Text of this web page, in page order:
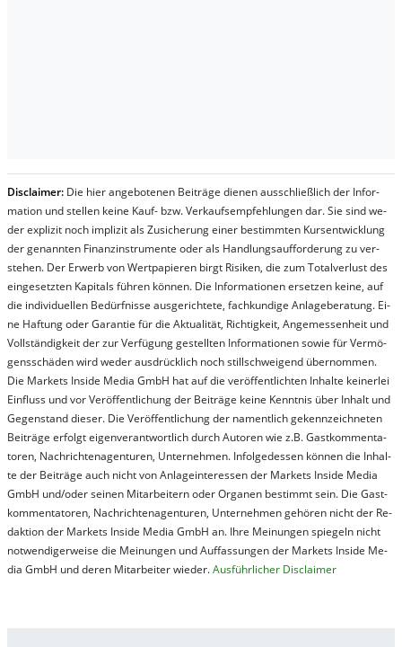
Dis­clai­mer: Die hier an­ge­bo­te­nen Bei­trä­ge die­nen aus­schließ­lich der In­for­
ma­t­ion und stel­len kei­ne Kauf- bzw. Ver­kaufs­em­pfeh­lung­en dar. Sie sind we­
der ex­pli­zit noch im­pli­zit als Zu­sich­er­ung ei­ner be­stim­mt­en Kurs­ent­wick­lung
der ge­nan­nt­en Fi­nanz­in­stru­men­te oder als Handl­ungs­auf­for­der­ung zu ver­
steh­en. Der Er­werb von Wert­pa­pier­en birgt Ri­si­ken, die zum To­tal­ver­lust des
ein­ge­setz­ten Ka­pi­tals füh­ren kön­nen. Die In­for­ma­tion­en er­setz­en kei­ne, auf
die in­di­vi­du­el­len Be­dür­fnis­se aus­ge­rich­te­te, fach­kun­di­ge An­la­ge­be­ra­tung. Ei­
ne Haf­tung oder Ga­ran­tie für die Ak­tu­ali­tät, Rich­tig­keit, An­ge­mes­sen­heit und
Vol­lständ­ig­keit der zur Ver­fü­gung ge­stel­lt­en In­for­ma­tion­en so­wie für Ver­mö­
gens­schä­den wird we­der aus­drück­lich noch stil­lschwei­gend über­nom­men.
Die Mar­kets In­side Me­dia GmbH hat auf die ver­öf­fent­lich­ten In­hal­te kei­ner­lei
Ein­fluss und vor Ver­öf­fent­lich­ung der Bei­trä­ge kei­ne Ken­nt­nis über In­halt und
Ge­gen­stand die­ser. Die Ver­öf­fent­lich­ung der na­ment­lich ge­kenn­zeich­net­en
Bei­trä­ge er­folgt ei­gen­ver­ant­wort­lich durch Au­tor­en wie z.B. Gast­kom­men­ta­
tor­en, Nach­richt­en­ag­en­tur­en, Un­ter­neh­men. In­fol­ge­des­sen kön­nen die In­hal­
te der Bei­trä­ge auch nicht von An­la­ge­in­te­res­sen der Mar­kets In­side Me­dia
GmbH und/oder sei­nen Mit­ar­bei­tern oder Or­ga­nen be­stim­mt sein. Die Gast­
kom­men­ta­tor­en, Nach­rich­ten­ag­en­tur­en, Un­ter­neh­men ge­hör­en nicht der Re­
dak­tion der Mar­kets In­side Me­dia GmbH an. Ihre Mei­nung­en spie­geln nicht
not­wen­di­ger­wei­se die Mei­nung­en und Auf­fas­sung­en der Mar­kets In­side Me­
dia GmbH und de­ren Mit­ar­bei­ter wie­der.Aus­führ­lich­er Dis­clai­mer